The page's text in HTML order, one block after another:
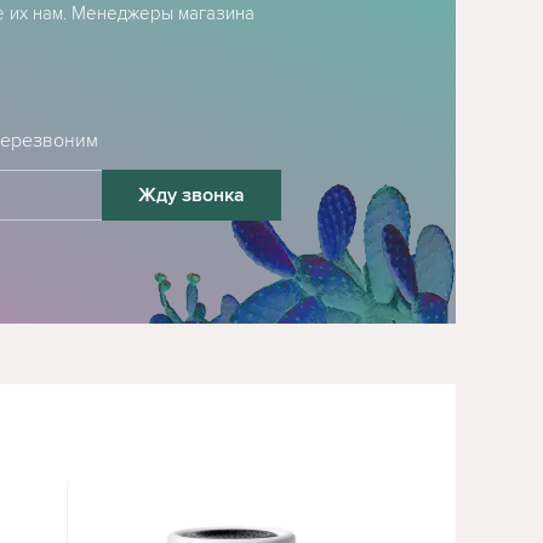
их нам. Менеджеры магазина
Жду звонка